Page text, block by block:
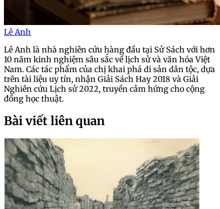
Lê Anh
Lê Anh là nhà nghiên cứu hàng đầu tại Sử Sách với hơn
10 năm kinh nghiệm sâu sắc về lịch sử và văn hóa Việt
Nam. Các tác phẩm của chị khai phá di sản dân tộc, dựa
trên tài liệu uy tín, nhận Giải Sách Hay 2018 và Giải
Nghiên cứu Lịch sử 2022, truyền cảm hứng cho cộng
đồng học thuật.
Bài viết liên quan